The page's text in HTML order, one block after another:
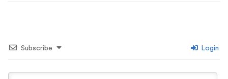
Subscribe Login